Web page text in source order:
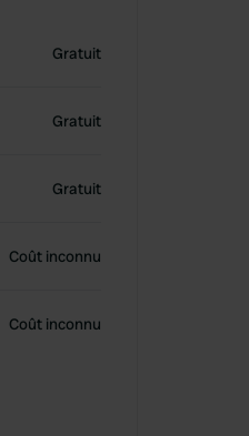
Gratuit
Gratuit
Gratuit
Coût inconnu
Coût inconnu